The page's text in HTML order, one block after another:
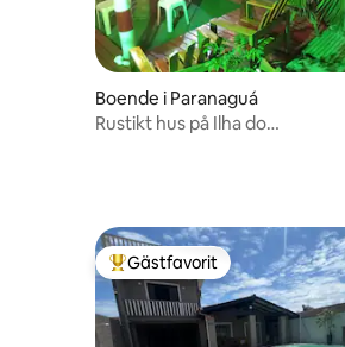
Boende i Paranaguá
Rustikt hus på Ilha do
Populär gästfavorit
Gästfavorit